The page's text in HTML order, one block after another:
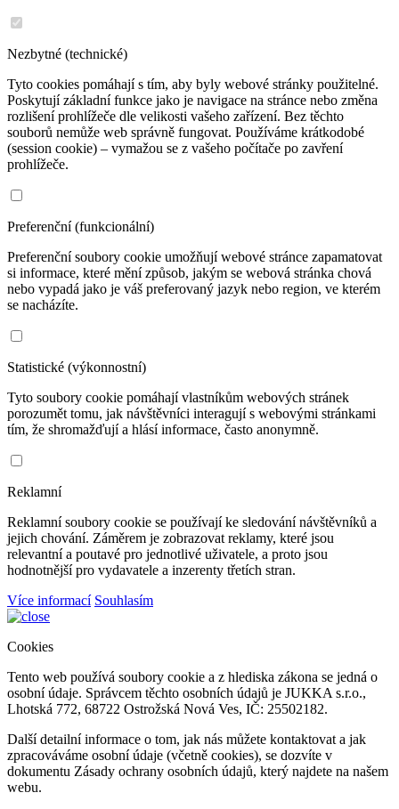
Nezbytné (technické)
Tyto cookies pomáhají s tím, aby byly webové stránky použitelné.
Poskytují základní funkce jako je navigace na stránce nebo změna
rozlišení prohlížeče dle velikosti vašeho zařízení. Bez těchto
souborů nemůže web správně fungovat. Používáme krátkodobé
(session cookie) – vymažou se z vašeho počítače po zavření
prohlížeče.
Preferenční (funkcionální)
Preferenční soubory cookie umožňují webové stránce zapamatovat
si informace, které mění způsob, jakým se webová stránka chová
nebo vypadá jako je váš preferovaný jazyk nebo region, ve kterém
se nacházíte.
Statistické (výkonnostní)
Tyto soubory cookie pomáhají vlastníkům webových stránek
porozumět tomu, jak návštěvníci interagují s webovými stránkami
tím, že shromažďují a hlásí informace, často anonymně.
Reklamní
Reklamní soubory cookie se používají ke sledování návštěvníků a
jejich chování. Záměrem je zobrazovat reklamy, které jsou
relevantní a poutavé pro jednotlivé uživatele, a proto jsou
hodnotnější pro vydavatele a inzerenty třetích stran.
Více informací Souhlasím
Cookies
Tento web používá soubory cookie a z hlediska zákona se jedná o
osobní údaje. Správcem těchto osobních údajů je JUKKA s.r.o.,
Lhotská 772, 68722 Ostrožská Nová Ves, IČ: 25502182.
Další detailní informace o tom, jak nás můžete kontaktovat a jak
zpracováváme osobní údaje (včetně cookies), se dozvíte v
dokumentu Zásady ochrany osobních údajů, který najdete na našem
webu.